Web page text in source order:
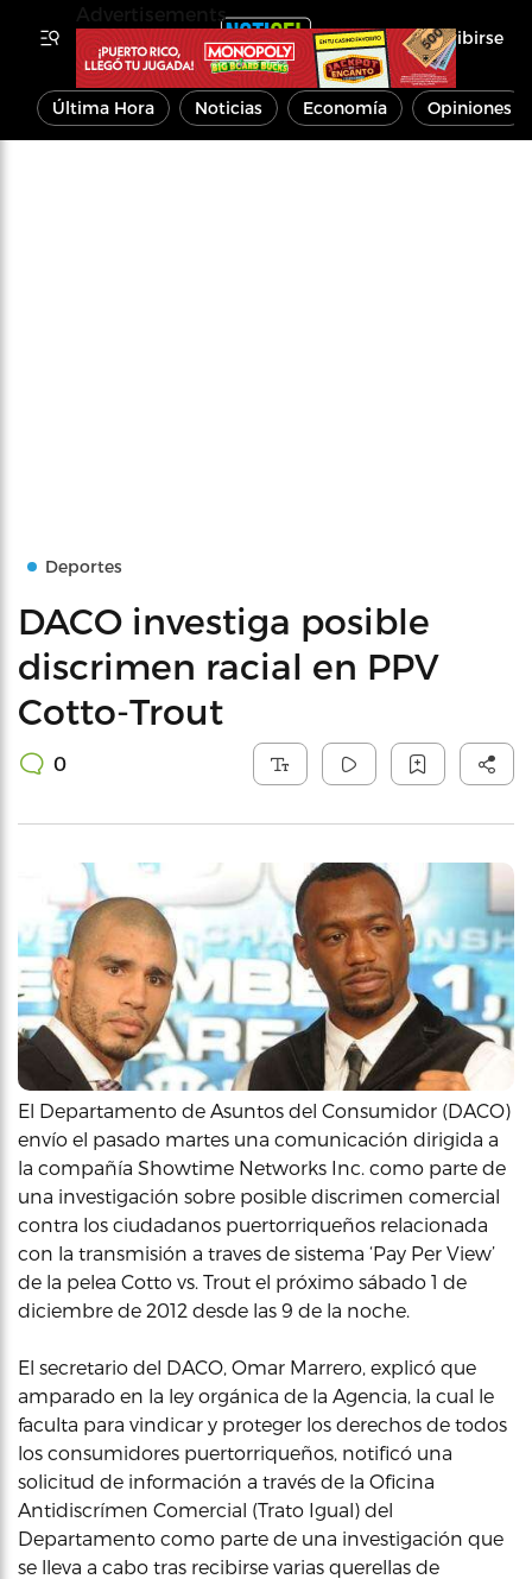
Inscribirse
Última Hora Noticias Economía Opiniones
Deportes
DACO investiga posible
discrimen racial en PPV
Cotto-Trout
0
El Departamento de Asuntos del Consumidor (DACO)
envío el pasado martes una comunicación dirigida a
la compañía Showtime Networks Inc. como parte de
una investigación sobre posible discrimen comercial
contra los ciudadanos puertorriqueños relacionada
con la transmisión a traves de sistema ‘Pay Per View’
de la pelea Cotto vs. Trout el próximo sábado 1 de
diciembre de 2012 desde las 9 de la noche.
El secretario del DACO, Omar Marrero, explicó que
amparado en la ley orgánica de la Agencia, la cual le
faculta para vindicar y proteger los derechos de todos
los consumidores puertorriqueños, notificó una
solicitud de información a través de la Oficina
Antidiscrímen Comercial (Trato Igual) del
Departamento como parte de una investigación que
se lleva a cabo tras recibirse varias querellas de
Advertisements